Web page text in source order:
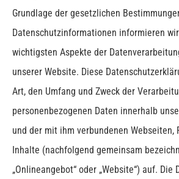
Grundlage der gesetzlichen
Datenschutzinformationen informieren
wichtigsten Aspekte der
unserer Website. Diese
Art, den Umfang und Zweck der
personenbezogenen Daten innerhalb
und der mit ihm verbundenen Webseiten,
Inhalte (nachfolgend gemeinsam
„Onlineangebot“ oder „Website“) auf.